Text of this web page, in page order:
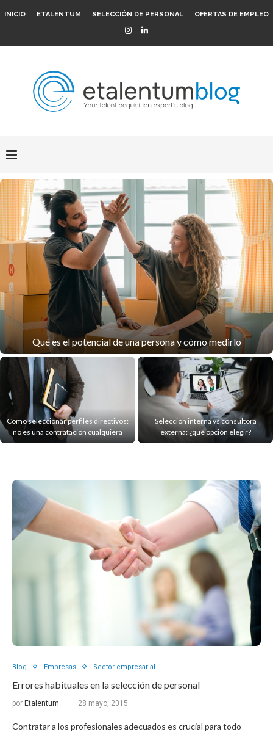
INICIO ETALENTUM SELECCIÓN DE PERSONAL OFERTAS DE EMPLEO
Qué es el potencial de una persona y cómo medirlo
Como seleccionar perfiles directivos:
no es una contratación cualquiera
Selección interna vs consultora
externa: ¿qué opción elegir?
Blog Empresas Sector empresarial
Errores habituales en la selección de personal
por Etalentum 28 mayo, 2015
Contratar a los profesionales adecuados es crucial para todo